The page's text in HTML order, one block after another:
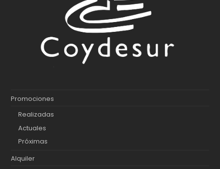
Promociones
Realizadas
Actuales
Próximas
Alquiler